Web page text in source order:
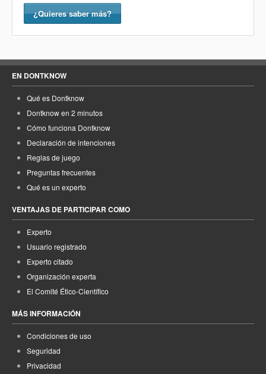
¿Quieres saber más?
EN DONTKNOW
Qué es Dontknow
Dontknow en 2 minutos
Cómo funciona Dontknow
Declaración de intenciones
Reglas de juego
Preguntas frecuentes
Qué es un experto
VENTAJAS DE PARTICIPAR COMO
Experto
Usuario registrado
Experto citado
Organización experta
El Comité Ético-Científico
MÁS INFORMACIÓN
Condiciones de uso
Seguridad
Privacidad